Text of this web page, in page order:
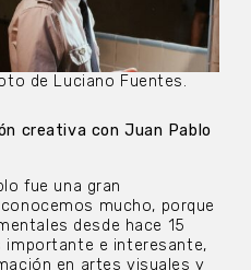
de Luciano Fuentes.
creativa con Juan Pablo
fue una gran
mucho, porque
desde hace 15
importante e interesante,
en artes visuales y